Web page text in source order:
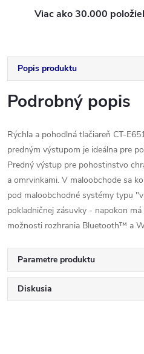
Viac ako 30.000
Popis produktu
Podrobný popis
Rýchla a pohodlná tlačiareň CT-
predným výstupom je ideálna pre
Predný výstup pre pohostinstvo
a omrvinkami. V maloobchode sa
pod maloobchodné systémy typu
pokladničnej zásuvky - napokon
možnosti rozhrania Bluetooth™ a
Parametre produktu
Diskusia